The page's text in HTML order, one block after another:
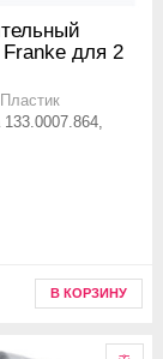
для 2
133.0007.864,
В КОРЗИНУ